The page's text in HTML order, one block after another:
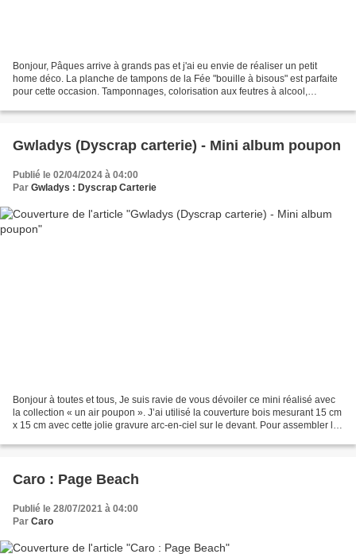
Bonjour, Pâques arrive à grands pas et j'ai eu envie de réaliser un petit
home déco. La planche de tampons de la Fée "bouille à bisous" est parfaite
pour cette occasion. Tamponnages, colorisation aux feutres à alcool,
Gwladys (Dyscrap carterie) - Mini album poupon
Publié le 02/04/2024 à 04:00
Par Gwladys : Dyscrap Carterie
Bonjour à toutes et tous, Je suis ravie de vous dévoiler ce mini réalisé avec
la collection « un air poupon ». J’ai utilisé la couverture bois mesurant 15 cm
x 15 cm avec cette jolie gravure arc-en-ciel sur le devant. Pour assembler les
Caro : Page Beach
Publié le 28/07/2021 à 04:00
Par Caro